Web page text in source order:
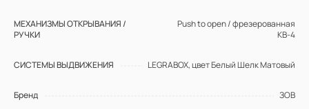
МЕХАНИЗМЫ ОТКРЫВАНИЯ /
РУЧКИ
Push to open / фрезерованная
КВ-4
СИСТЕМЫ ВЫДВИЖЕНИЯ LEGRABOX, цвет Белый Шелк Матовый
Бренд ЗОВ